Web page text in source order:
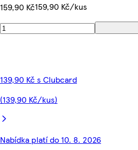
159,90 Kč159,90 Kč/kus
139,90 Kč s Clubcard
(139,90 Kč/kus)
Nabídka platí do 10. 8. 2026